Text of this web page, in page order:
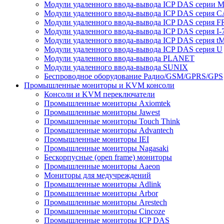
Модули удаленного ввода-вывода ICP DAS серии M
Модули удаленного ввода-вывода ICP DAS серия
Модули удаленного ввода-вывода ICP DAS серия
Модули удаленного ввода-вывода ICP DAS серия I-
Модули удаленного ввода-вывода ICP DAS серия
Модули удаленного ввода-вывода ICP DAS серия U
Модули удаленного ввода-вывода PLANET
Модули удаленного ввода-вывода SUNIX
Беспроводное оборудование Радио/GSM/GPRS/GPS
Промышленные мониторы и KVM консоли
Консоли и KVM переключатели
Промышленные мониторы Axiomtek
Промышленные мониторы Jawest
Промышленные мониторы Touch Think
Промышленные мониторы Advantech
Промышленные мониторы IEI
Промышленные мониторы Nagasaki
Бескорпусные (open frame) мониторы
Промышленные мониторы Aaeon
Мониторы для медучреждений
Промышленные мониторы Adlink
Промышленные мониторы Arbor
Промышленные мониторы Arestech
Промышленные мониторы Cincoze
Промышленные мониторы ICP DAS